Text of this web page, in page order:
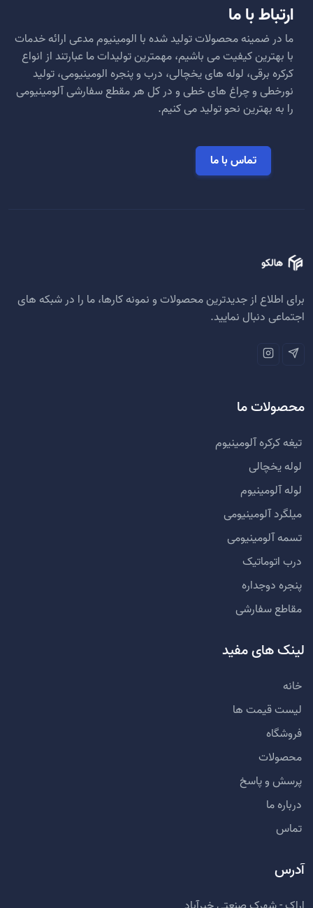
ارتباط با ما
ما در ضمینه محصولات تولید شده با الومینیوم مدعی ارائه خدمات
با بهترین کیفیت می باشیم، مهمترین تولیدات ما عبارتند از انواع
کرکره برقی، لوله های یخچالی، درب و پنجره الومینیومی، تولید
نورخطی و چراغ های خطی و در کل هر مقطع سفارشی آلومینیومی
را به بهترین نحو تولید می کنیم.
تماس با ما
برای اطلاع از جدیدترین محصولات و نمونه کارها، ما را در شبکه های
اجتماعی دنبال نمایید.
محصولات ما
تیغه کرکره آلومینیوم
لوله یخچالی
لوله آلومینیوم
میلگرد آلومینیومی
تسمه آلومینیومی
درب اتوماتیک
پنجره دوجداره
مقاطع سفارشی
لینک های مفید
خانه
لیست قیمت ها
فروشگاه
محصولات
پرسش و پاسخ
درباره ما
تماس
آدرس